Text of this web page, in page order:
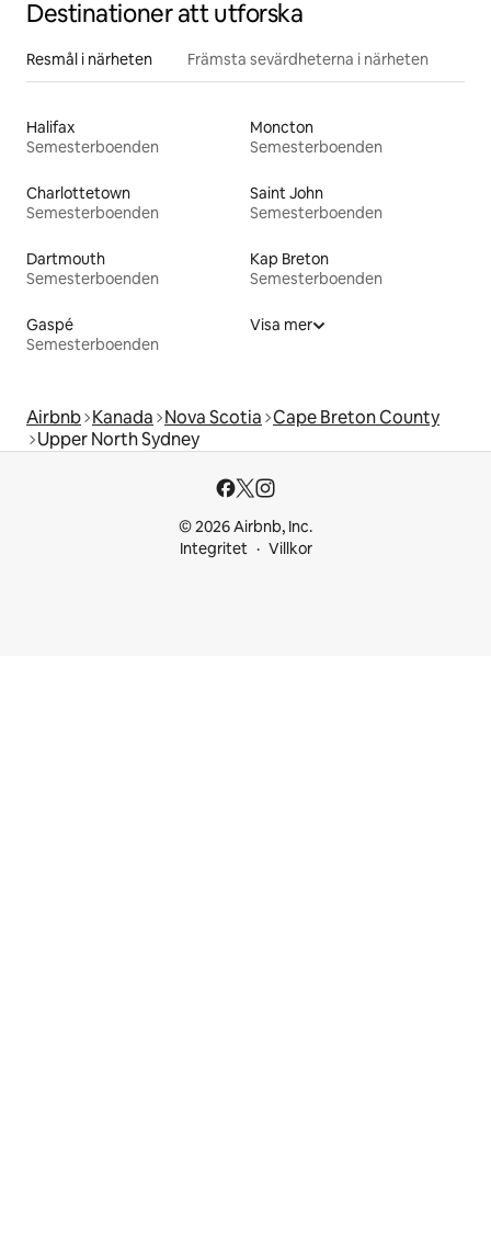
Destinationer att utforska
Resmål i närheten Främsta sevärdheterna i närheten
Halifax
Semesterboenden
Moncton
Semesterboenden
Charlottetown
Semesterboenden
Saint John
Semesterboenden
Dartmouth
Semesterboenden
Kap Breton
Semesterboenden
Gaspé
Semesterboenden
Visa mer
Airbnb Kanada Nova Scotia Cape Breton County
Upper North Sydney
© 2026 Airbnb, Inc.
Integritet
Villkor